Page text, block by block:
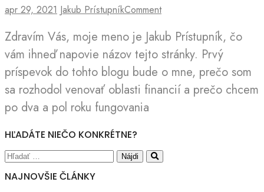
apr 29, 2021 Jakub PrístupníkComment
Zdravím Vás, moje meno je Jakub Prístupník, čo
vám ihneď napovie názov tejto stránky. Prvý
príspevok do tohto blogu bude o mne, prečo som
sa rozhodol venovať oblasti financií a prečo chcem
po dva a pol roku fungovania
HĽADÁTE NIEČO KONKRÉTNE?
NAJNOVŠIE ČLÁNKY